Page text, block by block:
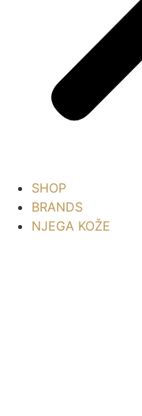
SHOP
BRANDS
NJEGA KOŽE